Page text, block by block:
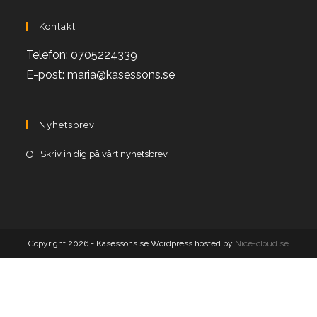
Kontakt
Telefon: 0705224339
E-post: maria@kasessons.se
Nyhetsbrev
Skriv in dig på vårt nyhetsbrevOpens
Copyright 2026 - Kasessons.se Wordpress hosted by Nice-cloud.se